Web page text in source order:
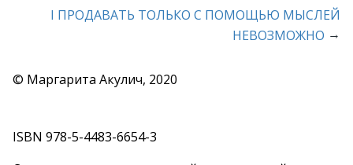
I ПРОДАВАТЬ ТОЛЬКО С ПОМОЩЬЮ МЫСЛЕЙ
НЕВОЗМОЖНО →
© Маргарита Акулич, 2020
ISBN 978-5-4483-6654-3